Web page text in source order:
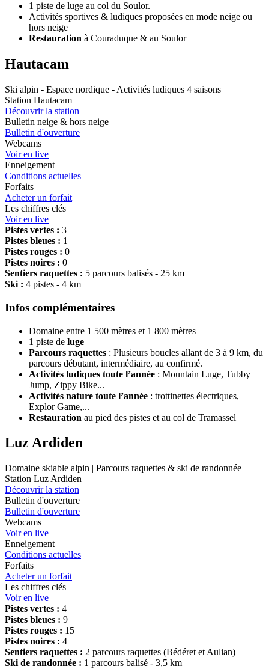
1 piste de luge au col du Soulor.
Activités sportives & ludiques proposées en mode neige ou
hors neige
Restauration à Couraduque & au Soulor
Hautacam
Ski alpin - Espace nordique - Activités ludiques 4 saisons
Station Hautacam
Découvrir la station
Bulletin neige & hors neige
Bulletin d'ouverture
Webcams
Voir en live
Enneigement
Conditions actuelles
Forfaits
Acheter un forfait
Les chiffres clés
Voir en live
Pistes vertes : 3
Pistes bleues : 1
Pistes rouges : 0
Pistes noires : 0
Sentiers raquettes : 5 parcours balisés - 25 km
Ski : 4 pistes - 4 km
Infos complémentaires
Domaine entre 1 500 mètres et 1 800 mètres
1 piste de luge
Parcours raquettes : Plusieurs boucles allant de 3 à 9 km, du
parcours débutant, intermédiaire, au confirmé.
Activités ludiques toute l’année : Mountain Luge, Tubby
Jump, Zippy Bike...
Activités nature toute l’année : trottinettes électriques,
Explor Game,...
Restauration au pied des pistes et au col de Tramassel
Luz Ardiden
Domaine skiable alpin | Parcours raquettes & ski de randonnée
Station Luz Ardiden
Découvrir la station
Bulletin d'ouverture
Bulletin d'ouverture
Webcams
Voir en live
Enneigement
Conditions actuelles
Forfaits
Acheter un forfait
Les chiffres clés
Voir en live
Pistes vertes : 4
Pistes bleues : 9
Pistes rouges : 15
Pistes noires : 4
Sentiers raquettes : 2 parcours raquettes (Bédéret et Aulian)
Ski de randonnée : 1 parcours balisé - 3,5 km